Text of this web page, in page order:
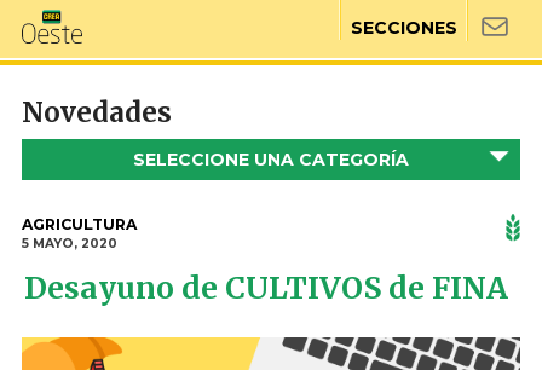
SECCIONES
Novedades
SELECCIONE UNA CATEGORÍA
AGRICULTURA
5 MAYO, 2020
Desayuno de CULTIVOS de FINA